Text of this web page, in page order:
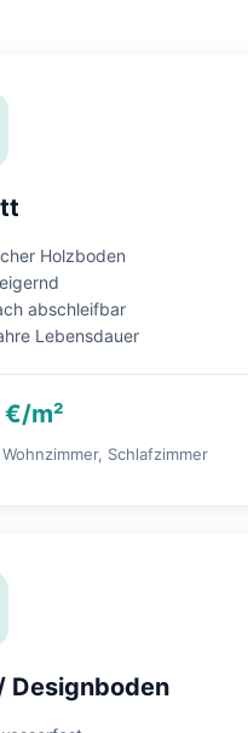
Holzboden
abschleifbar
Lebensdauer
m²
Schlafzimmer
Designboden